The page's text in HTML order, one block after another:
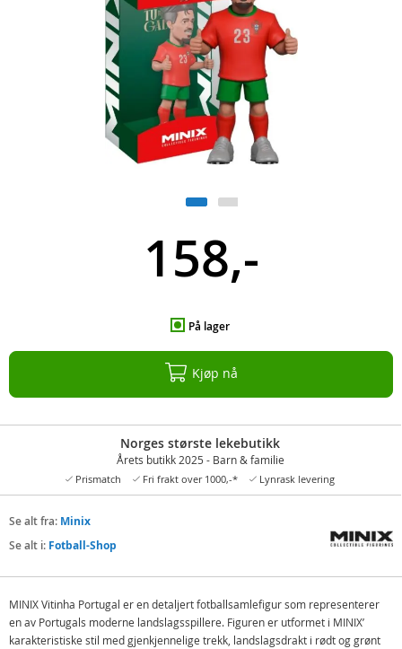
158,-
På lager
Kjøp nå
Norges største lekebutikk
Årets butikk 2025 - Barn & familie
Prismatch Fri frakt over 1000,-* Lynrask levering
Se alt fra: Minix
Se alt i: Fotball-Shop
MINIX Vitinha Portugal er en detaljert fotballsamlefigur som representerer
en av Portugals moderne landslagsspillere. Figuren er utformet i MINIX’
karakteristiske stil med gjenkjennelige trekk, landslagsdrakt i rødt og grønt